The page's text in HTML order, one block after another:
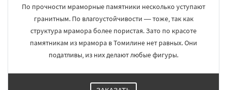
По прочности мраморные памятники несколько уступают
гранитным. По влагоустойчивости — тоже, так как
структура мрамора более пористая. Зато по красоте
памятникам из мрамора в Томилине нет равных. Они
податливы, из них делают любые фигуры.